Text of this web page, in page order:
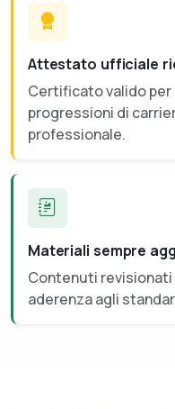
Attestato ufficiale
Certificato valido per
progressioni di
professionale.
Materiali sempre
Contenuti
aderenza agli